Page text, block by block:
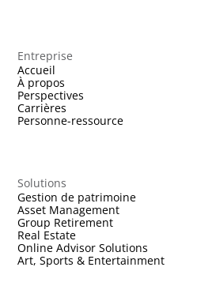
Entreprise
Accueil
À propos
Perspectives
Carrières
Personne-ressource
Solutions
Gestion de patrimoine
Asset Management
Group Retirement
Real Estate
Online Advisor Solutions
Art, Sports & Entertainment